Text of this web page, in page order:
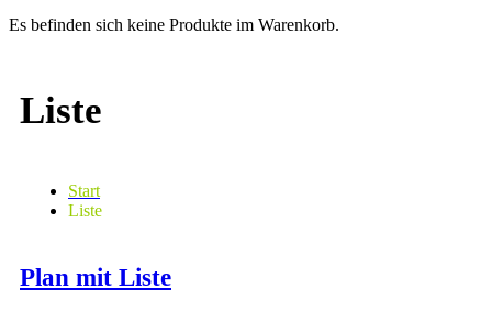
Es befinden sich keine Produkte im Warenkorb.
Liste
Start
Liste
Plan mit Liste